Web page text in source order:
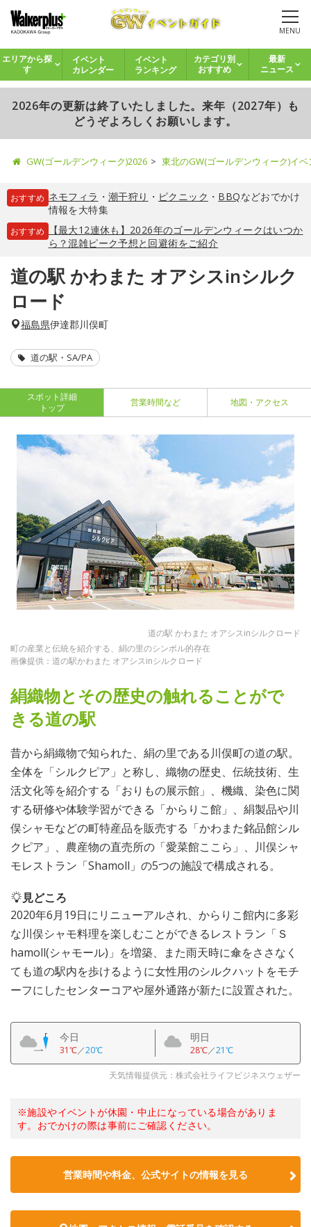
MENU
エリアから探
す
イベント
カレンダー
イベント
ランキング
カテゴリ別
おすすめ
最新
ニュース
2026年の更新は終了いたしました。来年（2027年）も
どうぞよろしくお願いします。
GW(ゴールデンウィーク)2026 東北のGW(ゴールデンウィーク)イ
おすすめ ネモフィラ ・ 潮干狩り ・ ピクニック ・ BBQなどおでかけ
情報を大特集
おすすめ
【最大12連休も】2026年のゴールデンウィークはいつか
ら？混雑ピーク予想と回避術をご紹介
道の駅 かわまた オアシスinシルク
ロード
福島県伊達郡川俣町
道の駅・SA/PA
スポット詳細
トップ
営業時間など 地図・アクセス
道の駅 かわまた オアシスinシルクロード
町の産業と伝統を紹介する、絹の里のシンボル的存在
画像提供：道の駅かわまた オアシスinシルクロード
絹織物とその歴史の触れることがで
きる道の駅
昔から絹織物で知られた、絹の里である川俣町の道の駅。
全体を「シルクピア」と称し、織物の歴史、伝統技術、生
活文化等を紹介する「おりもの展示館」、機織、染色に関
する研修や体験学習ができる「からりこ館」、絹製品や川
俣シャモなどの町特産品を販売する「かわまた銘品館シル
クピア」、農産物の直売所の「愛菜館ここら」、川俣シャ
モレストラン「Shamoll」の5つの施設で構成される。
見どころ
2020年6月19日にリニューアルされ、からりこ館内に多彩
な川俣シャモ料理を楽しむことができるレストラン「Ｓ
hamoll(シャモール)」を増築、また雨天時に傘をささなく
ても道の駅内を歩けるように女性用のシルクハットをモチ
ーフにしたセンターコアや屋外通路が新たに設置された。
今日
31℃／20℃
明日
28℃／21℃
天気情報提供元：株式会社ライフビジネスウェザー
※施設やイベントが休園・中止になっている場合がありま
す。おでかけの際は事前にご確認ください。
営業時間や料金、公式サイトの情報を見る